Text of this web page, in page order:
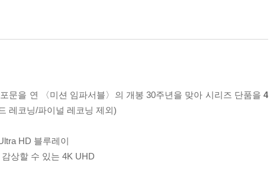
문을 연 〈미션 임파서블〉의 개봉 30주년을 맞아 시리즈 단품을 4
레코닝/파이널 레코닝 제외)
HD 블루레이
상할 수 있는 4K UHD